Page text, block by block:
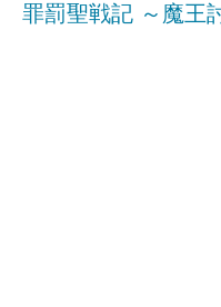
罪罰聖戦記 ～魔王